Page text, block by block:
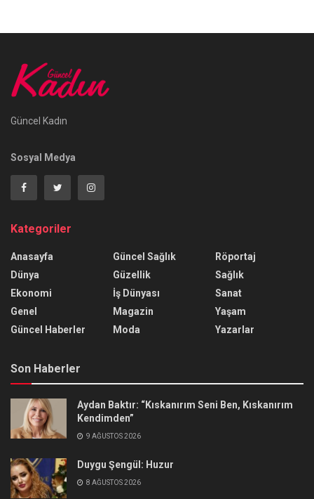
Güncel Kadın
Sosyal Medya
Kategoriler
Anasayfa
Dünya
Ekonomi
Genel
Güncel Haberler
Güncel Sağlık
Güzellik
İş Dünyası
Magazin
Moda
Röportaj
Sağlık
Sanat
Yaşam
Yazarlar
Son Haberler
Aydan Baktır: “Kıskanırım Seni Ben, Kıskanırım
Kendimden”
9 AĞUSTOS 2026
Duygu Şengül: Huzur
8 AĞUSTOS 2026